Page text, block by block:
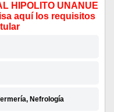
HIPOLITO UNANUE
aquí los requisitos
Nefrología